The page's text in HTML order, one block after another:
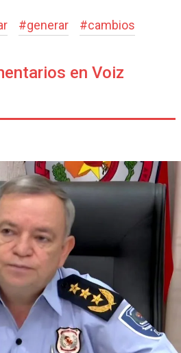
#generar #cambios
en Voiz